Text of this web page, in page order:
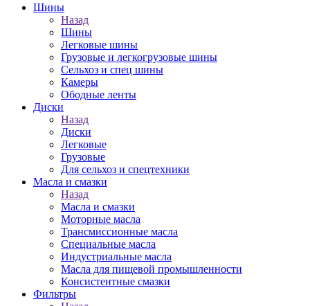
Шины
Назад
Шины
Легковые шины
Грузовые и легкогрузовые шины
Сельхоз и спец шины
Камеры
Ободные ленты
Диски
Назад
Диски
Легковые
Грузовые
Для сельхоз и спецтехники
Масла и смазки
Назад
Масла и смазки
Моторные масла
Трансмиссионные масла
Специальные масла
Индустриальные масла
Масла для пищевой промышленности
Консистентные смазки
Фильтры